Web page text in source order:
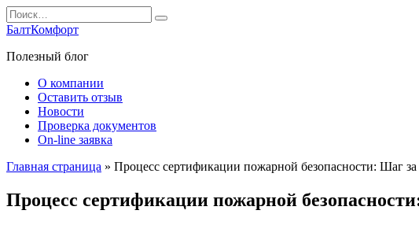
Перейти
к
содержанию
Search
for:
БалтКомфорт
Полезный блог
О компании
Оставить отзыв
Новости
Проверка документов
On-line заявка
Главная страница » Процесс сертификации пожарной безопасности: Шаг
Процесс сертификации пожарной